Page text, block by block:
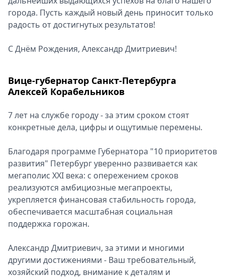
города. Пусть каждый новый день приносит только
радость от достигнутых результатов!
С Днём Рождения, Александр Дмитриевич!
Вице-губернатор Санкт-Петербурга
Алексей Корабельников
7 лет на службе городу - за этим сроком стоят
конкретные дела, цифры и ощутимые перемены.
Благодаря программе Губернатора "10 приоритетов
развития" Петербург уверенно развивается как
мегаполис XXI века: с опережением сроков
реализуются амбициозные мегапроекты,
укрепляется финансовая стабильность города,
обеспечивается масштабная социальная
поддержка горожан.
Александр Дмитриевич, за этими и многими
другими достижениями - Ваш требовательный,
хозяйский подход, внимание к деталям и